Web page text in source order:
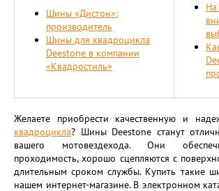
Шины «Дистон»:
производитель
Шины для квадроцикла
Deestone в компании
«Квадростиль»
На
Желаете приобрести качественную и
квадроцикла? Шины Deestone станут
вашего мотовездехода. Они
проходимость, хорошо сцепляются с
длительным сроком службы. Купить такие
нашем интернет-магазине. В электронном